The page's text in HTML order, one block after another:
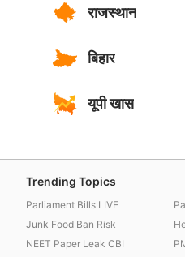
राजस्थान
बिहार
यूपी खास
Trending Topics
Parliament Bills LIVE
Junk Food Ban Risk
NEET Paper Leak CBI